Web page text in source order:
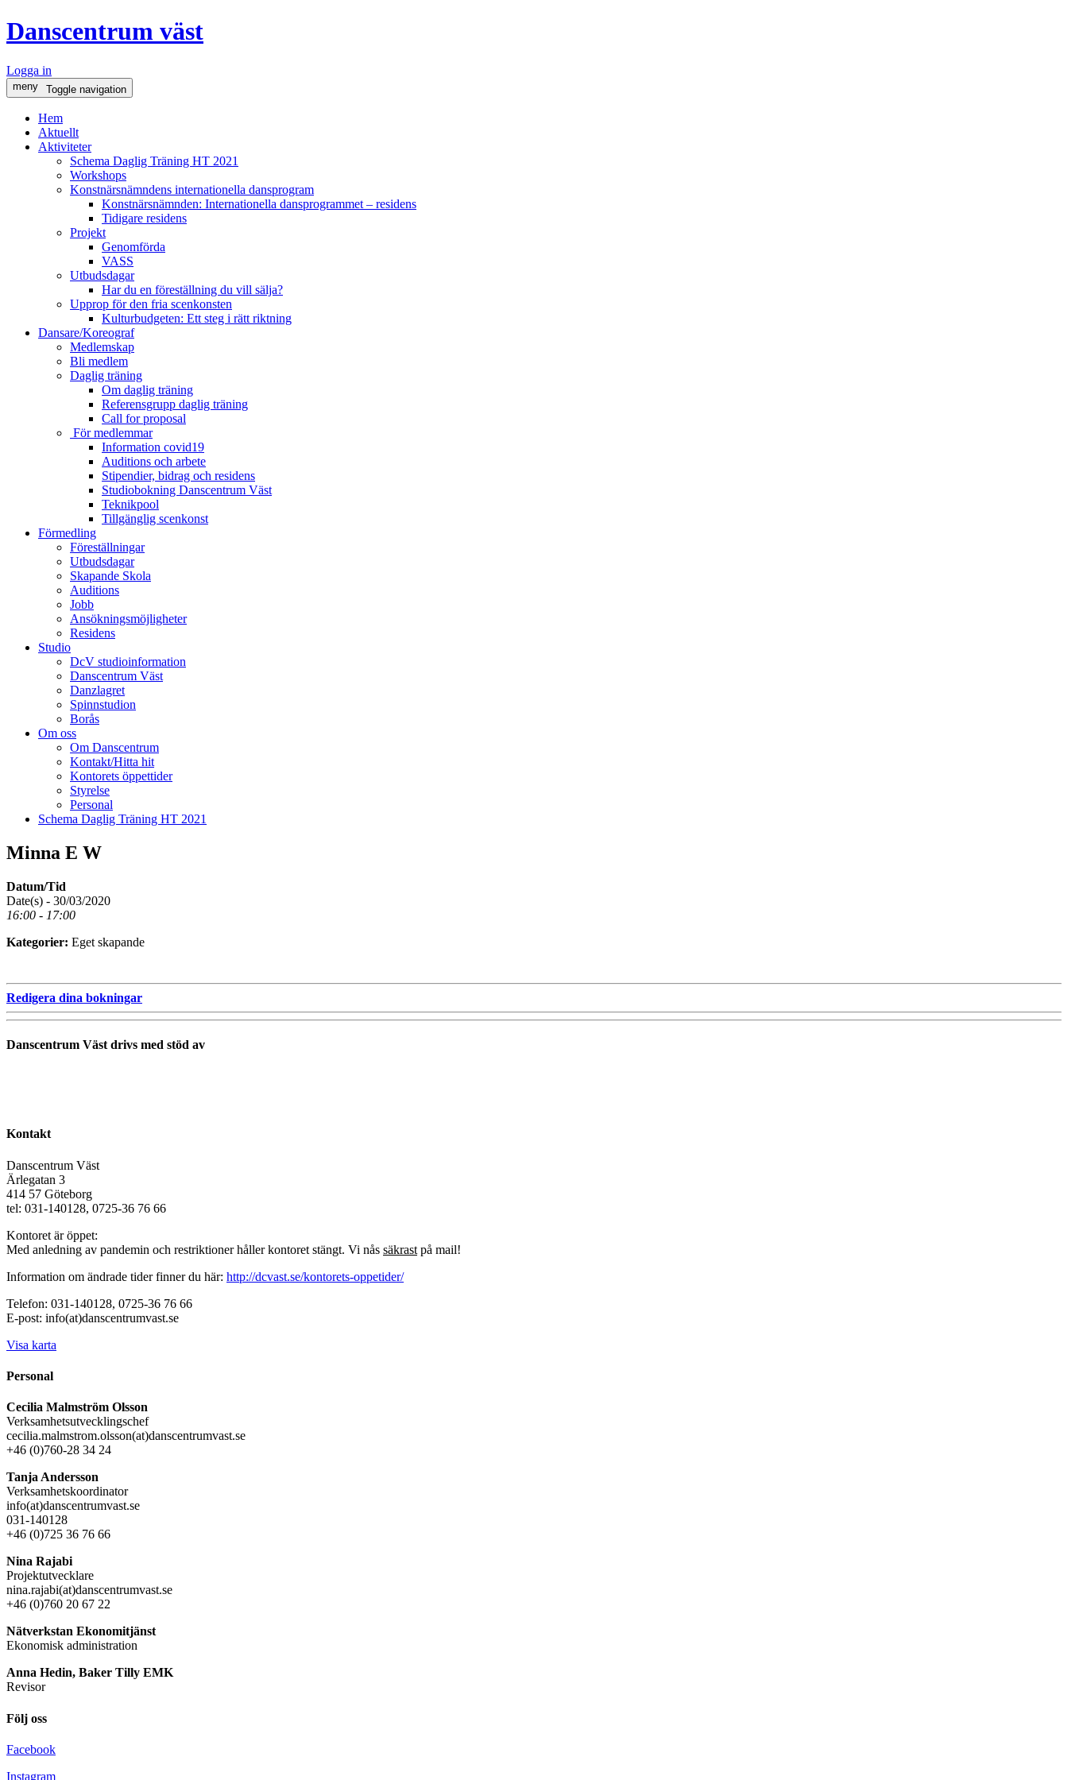
Danscentrum väst
Logga in
meny Toggle navigation
Hem
Aktuellt
Aktiviteter
Schema Daglig Träning HT 2021
Workshops
Konstnärsnämndens internationella dansprogram
Konstnärsnämnden: Internationella dansprogrammet – residens
Tidigare residens
Projekt
Genomförda
VASS
Utbudsdagar
Har du en föreställning du vill sälja?
Upprop för den fria scenkonsten
Kulturbudgeten: Ett steg i rätt riktning
Dansare/Koreograf
Medlemskap
Bli medlem
Daglig träning
Om daglig träning
Referensgrupp daglig träning
Call for proposal
För medlemmar
Information covid19
Auditions och arbete
Stipendier, bidrag och residens
Studiobokning Danscentrum Väst
Teknikpool
Tillgänglig scenkonst
Förmedling
Föreställningar
Utbudsdagar
Skapande Skola
Auditions
Jobb
Ansökningsmöjligheter
Residens
Studio
DcV studioinformation
Danscentrum Väst
Danzlagret
Spinnstudion
Borås
Om oss
Om Danscentrum
Kontakt/Hitta hit
Kontorets öppettider
Styrelse
Personal
Schema Daglig Träning HT 2021
Minna E W
Datum/Tid
Date(s) - 30/03/2020
16:00 - 17:00
Kategorier: Eget skapande
Redigera dina bokningar
Danscentrum Väst drivs med stöd av
Kontakt
Danscentrum Väst
Ärlegatan 3
414 57 Göteborg
tel: 031-140128, 0725-36 76 66
Kontoret är öppet:
Med anledning av pandemin och restriktioner håller kontoret stängt. Vi nås säkrast på mail!
Information om ändrade tider finner du här: http://dcvast.se/kontorets-oppetider/
Telefon: 031-140128, 0725-36 76 66
E-post: info(at)danscentrumvast.se
Visa karta
Personal
Cecilia Malmström Olsson
Verksamhetsutvecklingschef
cecilia.malmstrom.olsson(at)danscentrumvast.se
+46 (0)760-28 34 24
Tanja Andersson
Verksamhetskoordinator
info(at)danscentrumvast.se
031-140128
+46 (0)725 36 76 66
Nina Rajabi
Projektutvecklare
nina.rajabi(at)danscentrumvast.se
+46 (0)760 20 67 22
Nätverkstan Ekonomitjänst
Ekonomisk administration
Anna Hedin, Baker Tilly EMK
Revisor
Följ oss
Facebook
Instagram